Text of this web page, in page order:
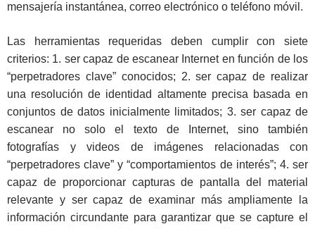
mensajería instantánea, correo electrónico o teléfono móvil.
Las herramientas requeridas deben cumplir con siete
criterios: 1. ser capaz de escanear Internet en función de los
“perpetradores clave” conocidos; 2. ser capaz de realizar
una resolución de identidad altamente precisa basada en
conjuntos de datos inicialmente limitados; 3. ser capaz de
escanear no solo el texto de Internet, sino también
fotografías y videos de imágenes relacionadas con
“perpetradores clave” y “comportamientos de interés”; 4. ser
capaz de proporcionar capturas de pantalla del material
relevante y ser capaz de examinar más ampliamente la
información circundante para garantizar que se capture el